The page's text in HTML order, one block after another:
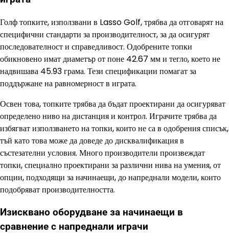
Голф топките, използвани в Lasso Golf, трябва да отговарят на
специфични стандарти за производителност, за да осигурят
последователност и справедливост. Одобрените топки
обикновено имат диаметър от поне 42.67 мм и тегло, което не
надвишава 45.93 грама. Тези спецификации помагат за
поддържане на равномерност в играта.
Освен това, топките трябва да бъдат проектирани да осигуряват
определено ниво на дистанция и контрол. Играчите трябва да
избягват използването на топки, които не са в одобрения списък,
тъй като това може да доведе до дисквалификация в
състезателни условия. Много производители произвеждат
топки, специално проектирани за различни нива на умения, от
опции, подходящи за начинаещи, до напреднали модели, които
подобряват производителността.
Изисквано оборудване за начинаещи в
сравнение с напреднали играчи